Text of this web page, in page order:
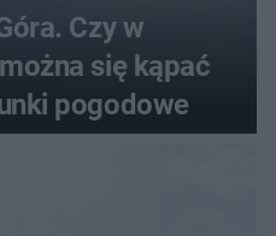
Czy w
się kąpać
pogodowe